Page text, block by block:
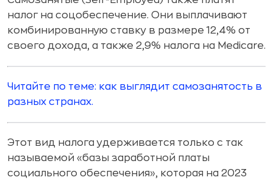
налог на соцобеспечение. Они выплачивают
комбинированную ставку в размере 12,4% от
своего дохода, а также 2,9% налога на Medicare.
Читайте по теме: как выглядит самозанятость в
разных странах.
Этот вид налога удерживается только с так
называемой «базы заработной платы
социального обеспечения», которая на 2023